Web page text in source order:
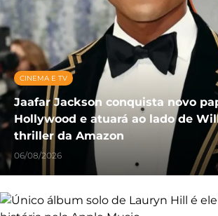
CINEMA E TV
Jaafar Jackson conquista novo
Hollywood e atuará ao lado de
thriller da Amazon
06/08/2026